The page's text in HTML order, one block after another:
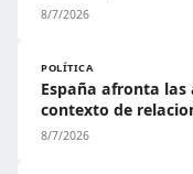
8/7/2026
POLÍTICA
España afronta las
contexto de
8/7/2026